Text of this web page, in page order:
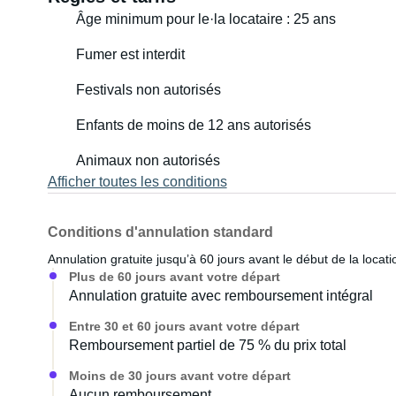
Âge minimum pour le·la locataire : 25 ans
Fumer est interdit
Festivals non autorisés
Enfants de moins de 12 ans autorisés
Animaux non autorisés
Afficher toutes les conditions
Conditions d'annulation standard
Annulation gratuite jusqu’à 60 jours avant le début de la
Plus de 60 jours avant votre départ
Annulation gratuite avec remboursement intégral
Entre 30 et 60 jours avant votre départ
Remboursement partiel de 75 % du prix total
Moins de 30 jours avant votre départ